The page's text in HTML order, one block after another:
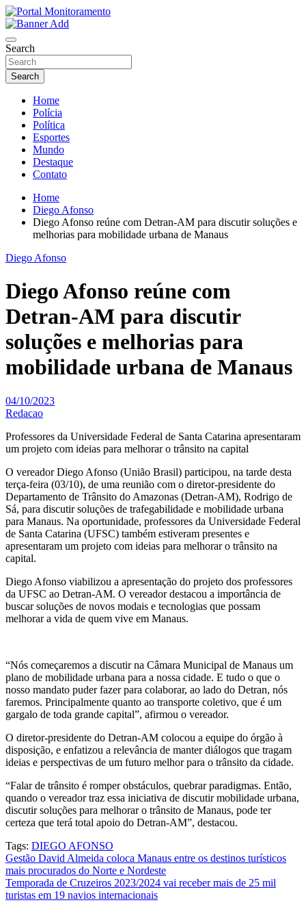
Skip
to
content
Portal Monitoramento
Search
Search
Home
Polícia
Política
Esportes
Mundo
Destaque
Contato
Home
Diego Afonso
Diego Afonso reúne com Detran-AM para discutir soluções e
melhorias para mobilidade urbana de Manaus
Diego Afonso
Diego Afonso reúne com
Detran-AM para discutir
soluções e melhorias para
mobilidade urbana de Manaus
04/10/2023
Redacao
Professores da Universidade Federal de Santa Catarina apresentaram
um projeto com ideias para melhorar o trânsito na capital
O vereador Diego Afonso (União Brasil) participou, na tarde desta
terça-feira (03/10), de uma reunião com o diretor-presidente do
Departamento de Trânsito do Amazonas (Detran-AM), Rodrigo de
Sá, para discutir soluções de trafegabilidade e mobilidade urbana
para Manaus. Na oportunidade, professores da Universidade Federal
de Santa Catarina (UFSC) também estiveram presentes e
apresentaram um projeto com ideias para melhorar o trânsito na
capital.
Diego Afonso viabilizou a apresentação do projeto dos professores
da UFSC ao Detran-AM. O vereador destacou a importância de
buscar soluções de novos modais e tecnologias que possam
melhorar a vida de quem vive em Manaus.
“Nós começaremos a discutir na Câmara Municipal de Manaus um
plano de mobilidade urbana para a nossa cidade. E tudo o que o
nosso mandato puder fazer para colaborar, ao lado do Detran, nós
faremos. Principalmente quanto ao transporte coletivo, que é um
gargalo de toda grande capital”, afirmou o vereador.
O diretor-presidente do Detran-AM colocou a equipe do órgão à
disposição, e enfatizou a relevância de manter diálogos que tragam
ideias e perspectivas de um futuro melhor para o trânsito da cidade.
“Falar de trânsito é romper obstáculos, quebrar paradigmas. Então,
quando o vereador traz essa iniciativa de discutir mobilidade urbana,
discutir soluções para melhorar o trânsito de Manaus, pode ter
certeza que terá total apoio do Detran-AM”, destacou.
Tags: DIEGO AFONSO
Navegação
de
Post
Gestão David Almeida coloca Manaus entre os destinos turísticos
mais procurados do Norte e Nordeste
Temporada de Cruzeiros 2023/2024 vai receber mais de 25 mil
turistas em 19 navios internacionais